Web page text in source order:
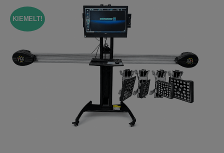
KIEMELT!